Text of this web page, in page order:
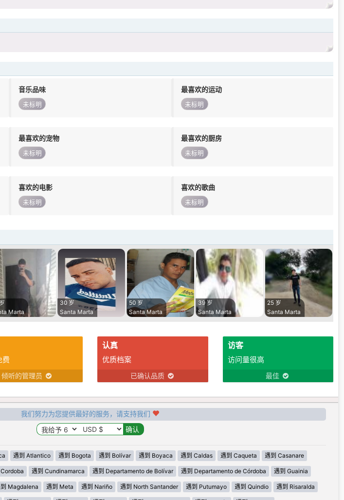
音乐品味
未标明
最喜欢的运动
未标明
最喜欢的宠物
未标明
最喜欢的厨房
未标明
喜欢的电影
未标明
喜欢的歌曲
未标明
Marta
30 岁
Santa Marta
50 岁
Santa Marta
39 岁
Santa Marta
25 岁
Santa Marta
费
倾听的管理员
认真
优质档案
已确认品质
访客
访问量很高
最佳
我们努力为您提供最好的服务，请支持我们
遇到 Atlantico 遇到 Bogota 遇到 Bolívar 遇到 Boyaca 遇到 Caldas 遇到 Caqueta 遇到 Casanare
遇到 Cundinamarca 遇到 Departamento de Bolívar 遇到 Departamento de Córdoba 遇到 Guainia
Magdalena 遇到 Meta 遇到 Nariño 遇到 North Santander 遇到 Putumayo 遇到 Quindio 遇到 Risaralda